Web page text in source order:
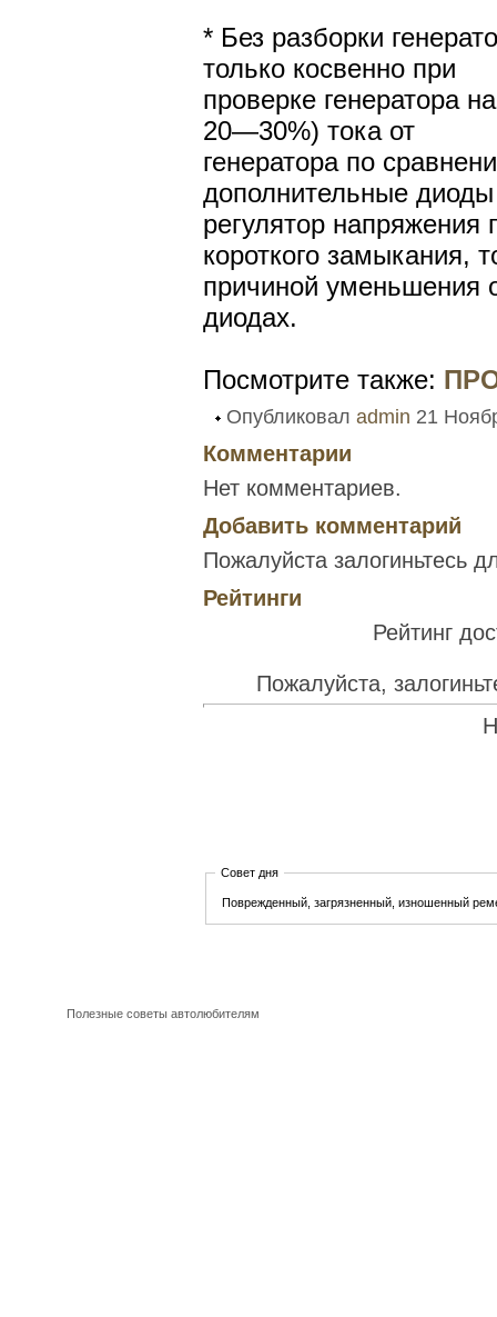
* Без разборки
только косвенно при
проверке генератора
20—30%) тока от
генератора по
дополнительные
регулятор напряжения
короткого замыкания,
причиной уменьшения
диодах.
Посмотрите также:
Опубликовал admin 21
Комментарии
Нет комментариев.
Добавить комментарий
Пожалуйста залогиньтесь
Рейтинги
Рейтинг
Пожалуйста,
Совет дня
Поврежденный, загрязненный, изношенный
Полезные советы автолюбителям